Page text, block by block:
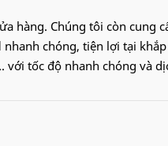
hàng. Chúng tôi còn cung
nhanh chóng, tiện lợi tại
tốc độ nhanh chóng và